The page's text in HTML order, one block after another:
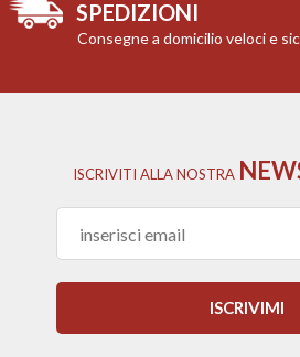
SPEDIZIONI
Consegne a domicilio veloci e
ISCRIVITI ALLA NOSTRA
ISCRIVIMI